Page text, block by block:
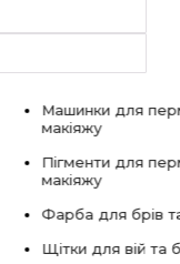
Машинки для
макіяжу
Пігменти для
макіяжу
Фарба для брів
Щітки для вій та